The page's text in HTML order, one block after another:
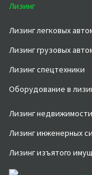
Лизинг
Лизинг легковых
Лизинг грузовых
Лизинг спецтехники
Оборудование в
Лизинг недвижимости
Лизинг инженерных
Лизинг изъятого